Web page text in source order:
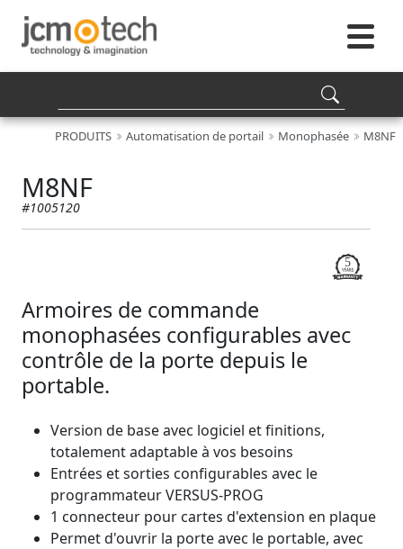
PRODUITS Automatisation de portail Monophasée M8NF
M8NF
#1005120
Armoires de commande
monophasées configurables avec
contrôle de la porte depuis le
portable.
Version de base avec logiciel et finitions,
totalement adaptable à vos besoins
Entrées et sorties configurables avec le
programmateur VERSUS-PROG
1 connecteur pour cartes d'extension en plaque
Permet d'ouvrir la porte avec le portable, avec